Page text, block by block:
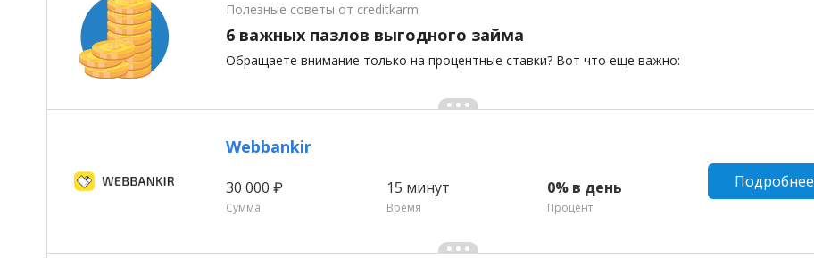
Полезные советы от creditkarm
6 важных пазлов выгодного займа
Обращаете внимание только на процентные ставки? Вот что еще важно:
Webbankir
30 000 ₽
Сумма
15 минут
Время
0% в день
Процент
Подробнее